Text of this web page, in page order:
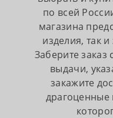
по всей
магазина
изделия, так
Заберите заказ
выдачи,
закажите